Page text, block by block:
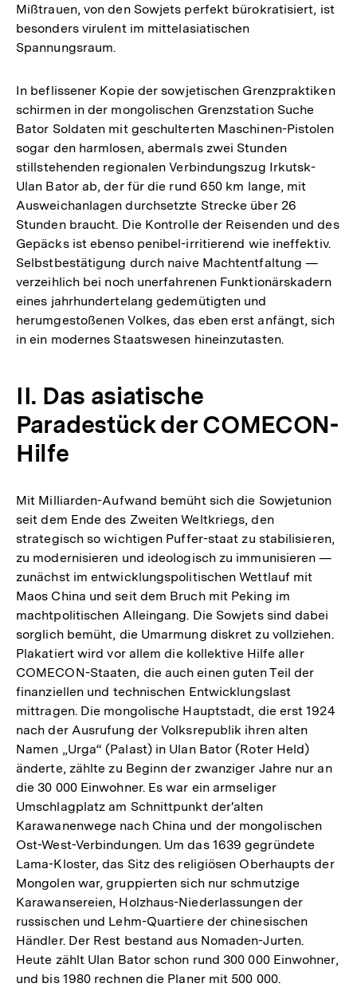
Mißtrauen, von den Sowjets perfekt bürokratisiert, ist
besonders virulent im mittelasiatischen
Spannungsraum.
In beflissener Kopie der sowjetischen Grenzpraktiken
schirmen in der mongolischen Grenzstation Suche
Bator Soldaten mit geschulterten Maschinen-Pistolen
sogar den harmlosen, abermals zwei Stunden
stillstehenden regionalen Verbindungszug Irkutsk-
Ulan Bator ab, der für die rund 650 km lange, mit
Ausweichanlagen durchsetzte Strecke über 26
Stunden braucht. Die Kontrolle der Reisenden und des
Gepäcks ist ebenso penibel-irritierend wie ineffektiv.
Selbstbestätigung durch naive Machtentfaltung —
verzeihlich bei noch unerfahrenen Funktionärskadern
eines jahrhundertelang gedemütigten und
herumgestoßenen Volkes, das eben erst anfängt, sich
in ein modernes Staatswesen hineinzutasten.
II. Das asiatische
Paradestück der COMECON-
Hilfe
Mit Milliarden-Aufwand bemüht sich die Sowjetunion
seit dem Ende des Zweiten Weltkriegs, den
strategisch so wichtigen Puffer-staat zu stabilisieren,
zu modernisieren und ideologisch zu immunisieren —
zunächst im entwicklungspolitischen Wettlauf mit
Maos China und seit dem Bruch mit Peking im
machtpolitischen Alleingang. Die Sowjets sind dabei
sorglich bemüht, die Umarmung diskret zu vollziehen.
Plakatiert wird vor allem die kollektive Hilfe aller
COMECON-Staaten, die auch einen guten Teil der
finanziellen und technischen Entwicklungslast
mittragen. Die mongolische Hauptstadt, die erst 1924
nach der Ausrufung der Volksrepublik ihren alten
Namen „Urga“ (Palast) in Ulan Bator (Roter Held)
änderte, zählte zu Beginn der zwanziger Jahre nur an
die 30 000 Einwohner. Es war ein armseliger
Umschlagplatz am Schnittpunkt der'alten
Karawanenwege nach China und der mongolischen
Ost-West-Verbindungen. Um das 1639 gegründete
Lama-Kloster, das Sitz des religiösen Oberhaupts der
Mongolen war, gruppierten sich nur schmutzige
Karawansereien, Holzhaus-Niederlassungen der
russischen und Lehm-Quartiere der chinesischen
Händler. Der Rest bestand aus Nomaden-Jurten.
Heute zählt Ulan Bator schon rund 300 000 Einwohner,
und bis 1980 rechnen die Planer mit 500 000.